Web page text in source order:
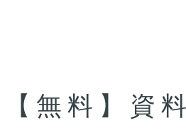
【無料】資